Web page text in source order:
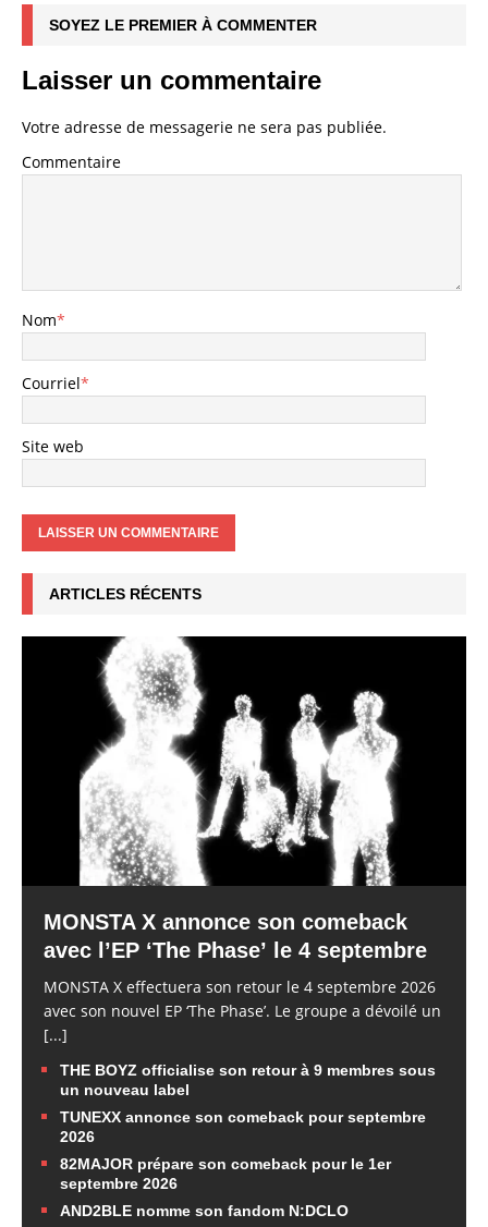
SOYEZ LE PREMIER À COMMENTER
Laisser un commentaire
Votre adresse de messagerie ne sera pas publiée.
Commentaire
Nom*
Courriel*
Site web
ARTICLES RÉCENTS
MONSTA X annonce son comeback
avec l’EP ‘The Phase’ le 4 septembre
MONSTA X effectuera son retour le 4 septembre 2026
avec son nouvel EP ‘The Phase’. Le groupe a dévoilé un
[...]
THE BOYZ officialise son retour à 9 membres sous
un nouveau label
TUNEXX annonce son comeback pour septembre
2026
82MAJOR prépare son comeback pour le 1er
septembre 2026
AND2BLE nomme son fandom N:DCLO